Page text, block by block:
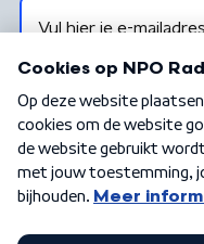
Algemene voorwaarden